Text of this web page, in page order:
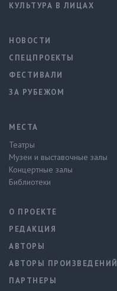
КУЛЬТУРА В ЛИЦАХ
НОВОСТИ
СПЕЦПРОЕКТЫ
ФЕСТИВАЛИ
ЗА РУБЕЖОМ
МЕСТА
Театры
Музеи и выставочные залы
Концертные залы
Библиотеки
О ПРОЕКТЕ
РЕДАКЦИЯ
АВТОРЫ
АВТОРЫ ПРОИЗВЕДЕНИЙ
ПАРТНЕРЫ